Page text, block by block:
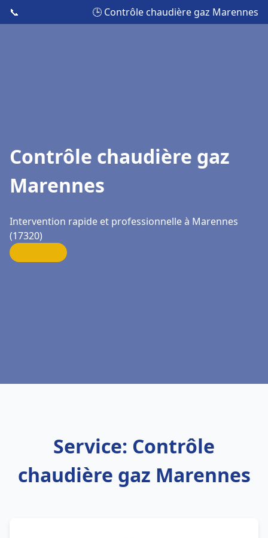
📞 🕒 Contrôle chaudière gaz Marennes
Contrôle chaudière gaz
Marennes
Intervention rapide et professionnelle à Marennes
(17320)
Service: Contrôle
chaudière gaz Marennes